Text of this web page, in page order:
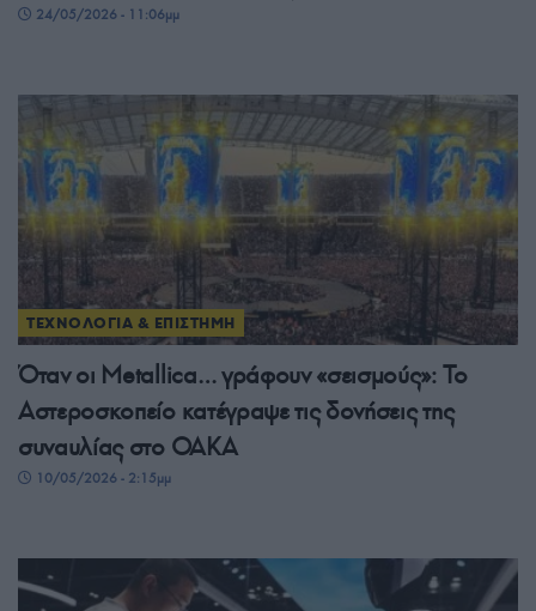
24/05/2026 - 11:06μμ
ΤΕΧΝΟΛΟΓΙΑ & ΕΠΙΣΤΗΜΗ
Όταν οι Metallica… γράφουν «σεισμούς»: Το
Αστεροσκοπείο κατέγραψε τις δονήσεις της
συναυλίας στο ΟΑΚΑ
10/05/2026 - 2:15μμ